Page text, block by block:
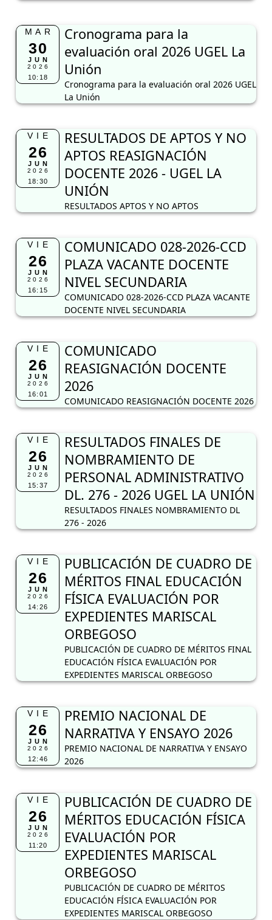
MAR
30
JUN
2026
10:18
Cronograma para la
evaluación oral 2026 UGEL La
Unión
Cronograma para la evaluación oral 2026 UGEL
La Unión
VIE
26
JUN
2026
18:30
RESULTADOS DE APTOS Y NO
APTOS REASIGNACIÓN
DOCENTE 2026 - UGEL LA
UNIÓN
RESULTADOS APTOS Y NO APTOS
VIE
26
JUN
2026
16:15
COMUNICADO 028-2026-CCD
PLAZA VACANTE DOCENTE
NIVEL SECUNDARIA
COMUNICADO 028-2026-CCD PLAZA VACANTE
DOCENTE NIVEL SECUNDARIA
VIE
26
JUN
2026
16:01
COMUNICADO
REASIGNACIÓN DOCENTE
2026
COMUNICADO REASIGNACIÓN DOCENTE 2026
VIE
26
JUN
2026
15:37
RESULTADOS FINALES DE
NOMBRAMIENTO DE
PERSONAL ADMINISTRATIVO
DL. 276 - 2026 UGEL LA UNIÓN
RESULTADOS FINALES NOMBRAMIENTO DL
276 - 2026
VIE
26
JUN
2026
14:26
PUBLICACIÓN DE CUADRO DE
MÉRITOS FINAL EDUCACIÓN
FÍSICA EVALUACIÓN POR
EXPEDIENTES MARISCAL
ORBEGOSO
PUBLICACIÓN DE CUADRO DE MÉRITOS FINAL
EDUCACIÓN FÍSICA EVALUACIÓN POR
EXPEDIENTES MARISCAL ORBEGOSO
VIE
26
JUN
2026
12:46
PREMIO NACIONAL DE
NARRATIVA Y ENSAYO 2026
PREMIO NACIONAL DE NARRATIVA Y ENSAYO
2026
VIE
26
JUN
2026
11:20
PUBLICACIÓN DE CUADRO DE
MÉRITOS EDUCACIÓN FÍSICA
EVALUACIÓN POR
EXPEDIENTES MARISCAL
ORBEGOSO
PUBLICACIÓN DE CUADRO DE MÉRITOS
EDUCACIÓN FÍSICA EVALUACIÓN POR
EXPEDIENTES MARISCAL ORBEGOSO